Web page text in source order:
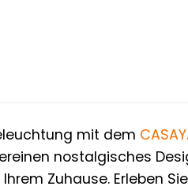
mit dem
nostalgisches
Zuhause. Erleben